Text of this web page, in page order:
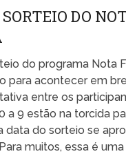
DO
do programa Nota
para acontecer em
entre os
a 9 estão na torcida
data do sorteio se
muitos, essa é